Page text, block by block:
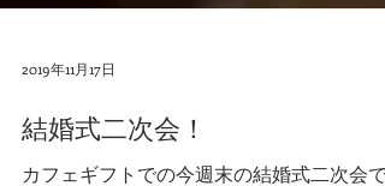
2019年11月17日